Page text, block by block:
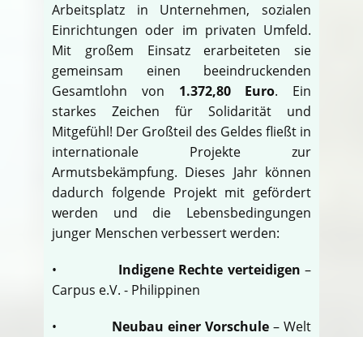
Arbeitsplatz in Unternehmen, sozialen
Einrichtungen oder im privaten Umfeld.
Mit großem Einsatz erarbeiteten sie
gemeinsam einen beeindruckenden
Gesamtlohn von 1.372,80 Euro. Ein
starkes Zeichen für Solidarität und
Mitgefühl! Der Großteil des Geldes fließt in
internationale Projekte zur
Armutsbekämpfung. Dieses Jahr können
dadurch folgende Projekt mit gefördert
werden und die Lebensbedingungen
junger Menschen verbessert werden:
• Indigene Rechte verteidigen –
Carpus e.V. - Philippinen
• Neubau einer Vorschule – Welt